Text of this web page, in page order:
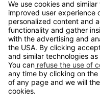
info@gerdmans.no
67 80 56 20
Åpningstid
Hverdager 08:00-16:00